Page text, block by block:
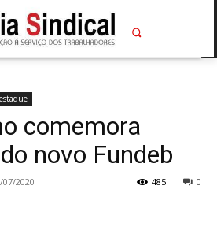
comemora
novo Fundeb
07/2020 0
485